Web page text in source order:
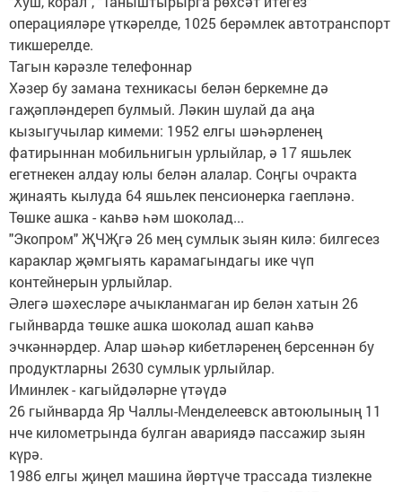
операцияләре үткәрелде, 1025 берәмлек автотранспорт
тикшерелде.
Тагын кәрәзле телефоннар
Хәзер бу замана техникасы белән беркемне дә
гаҗәпләндереп булмый. Ләкин шулай да аңа
кызыгучылар кимеми: 1952 елгы шәһәрленең
фатирыннан мобильнигын урлыйлар, ә 17 яшьлек
егетнекен алдау юлы белән алалар. Соңгы очракта
җинаять кылуда 64 яшьлек пенсионерка гаепләнә.
Төшке ашка - каһвә һәм шоколад...
"Экопром" ҖЧҖгә 26 мең сумлык зыян килә: билгесез
караклар җәмгыять карамагындагы ике чүп
контейнерын урлыйлар.
Әлегә шәхесләре ачыкланмаган ир белән хатын 26
гыйнварда төшке ашка шоколад ашап каһвә
эчкәннәрдер. Алар шәһәр кибетләренең берсеннән бу
продуктларны 2630 сумлык урлыйлар.
Иминлек - кагыйдәләрне үтәүдә
26 гыйнварда Яр Чаллы-Менделеевск автоюлының 11
нче километрында булган авариядә пассажир зыян
күрә.
1986 елгы җиңел машина йөртүче трассада тизлекне